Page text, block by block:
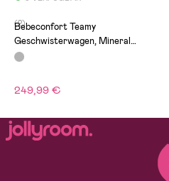
(2)
Bebeconfort Teamy
Geschwisterwagen, Mineral
Graphite
249,99 €